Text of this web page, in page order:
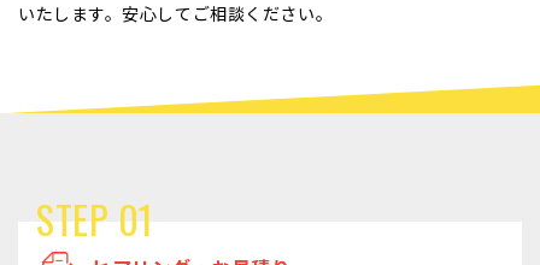
いたします。安心してご相談ください。
STEP 01